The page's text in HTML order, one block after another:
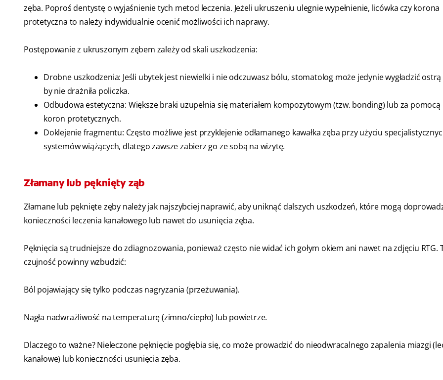
zęba. Poproś dentystę o wyjaśnienie tych metod leczenia. Jeżeli ukruszeniu ulegnie wypełnienie, licówka czy korona
protetyczna to należy indywidualnie ocenić możliwości ich naprawy.
Postępowanie z ukruszonym zębem zależy od skali uszkodzenia:
Drobne uszkodzenia: Jeśli ubytek jest niewielki i nie odczuwasz bólu, stomatolog może jedynie wygładzić
by nie drażniła policzka.
Odbudowa estetyczna: Większe braki uzupełnia się materiałem kompozytowym (tzw. bonding) lub za pomocą
koron protetycznych.
Doklejenie fragmentu: Często możliwe jest przyklejenie odłamanego kawałka zęba przy użyciu
systemów wiążących, dlatego zawsze zabierz go ze sobą na wizytę.
Złamany lub pęknięty ząb
Złamane lub pęknięte zęby należy jak najszybciej naprawić, aby uniknąć dalszych uszkodzeń, które mogą
konieczności leczenia kanałowego lub nawet do usunięcia zęba.
Pęknięcia są trudniejsze do zdiagnozowania, ponieważ często nie widać ich gołym okiem ani nawet na zdjęciu RTG.
czujność powinny wzbudzić:
Ból pojawiający się tylko podczas nagryzania (przeżuwania).
Nagła nadwrażliwość na temperaturę (zimno/ciepło) lub powietrze.
Dlaczego to ważne? Nieleczone pęknięcie pogłębia się, co może prowadzić do nieodwracalnego zapalenia miazgi
kanałowe) lub konieczności usunięcia zęba.